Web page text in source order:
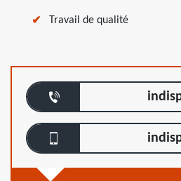
Travail de qualité